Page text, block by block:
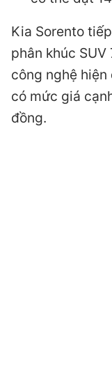
Kia Sorento
phân khúc
công nghệ
có mức giá
đồng.